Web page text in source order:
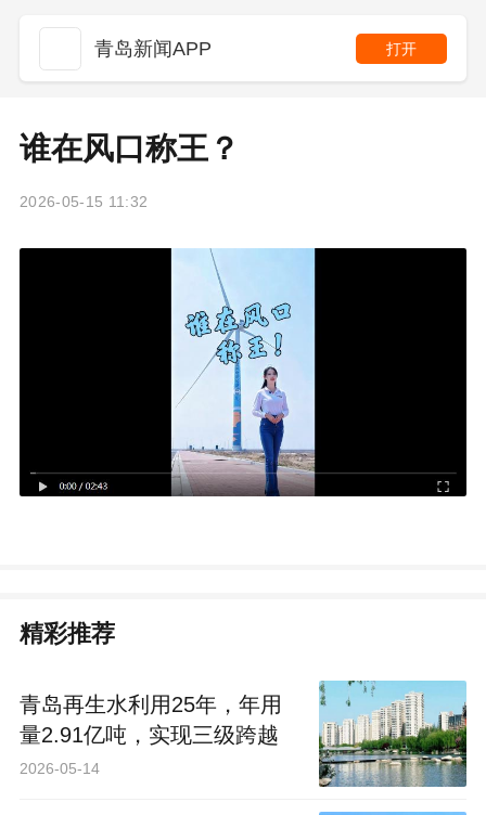
青岛新闻APP 打开
谁在风口称王？
2026-05-15 11:32
精彩推荐
青岛再生水利用25年，年用
量2.91亿吨，实现三级跨越
2026-05-14